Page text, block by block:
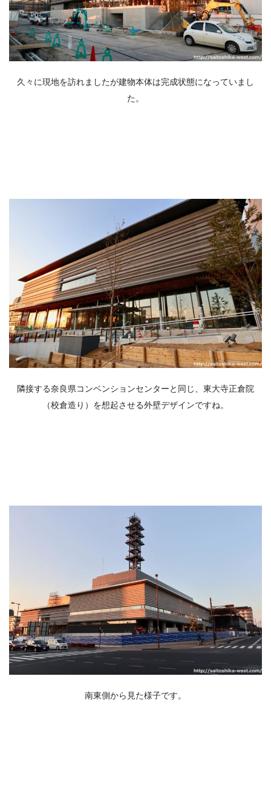
久々に現地を訪れましたが建物本体は完成状態になっていまし
た。
隣接する奈良県コンベンションセンターと同じ、 東大寺正倉院
（校倉造り）を想起させる外壁デザインですね。
南東側から見た様子です。